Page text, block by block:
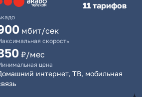
11 тарифов
мбит/сек
скорость
₽/мес
цена
интернет, ТВ, мобильная